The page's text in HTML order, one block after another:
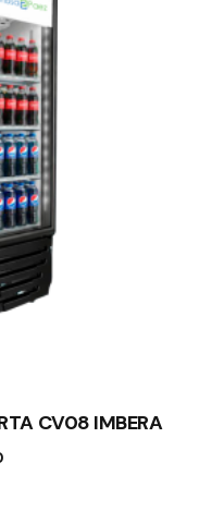
CV08 IMBERA